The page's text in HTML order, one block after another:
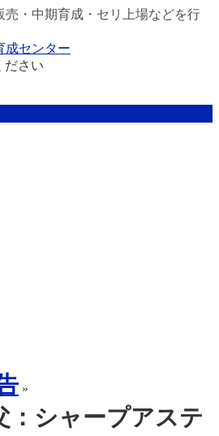
売・中期育成・セリ上場などを行
成センター
ださい
»
シャープアステ